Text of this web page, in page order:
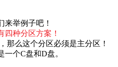
来举例子吧！
四种分区方案！
那么这个分区必须是主分区！
个C盘和D盘。